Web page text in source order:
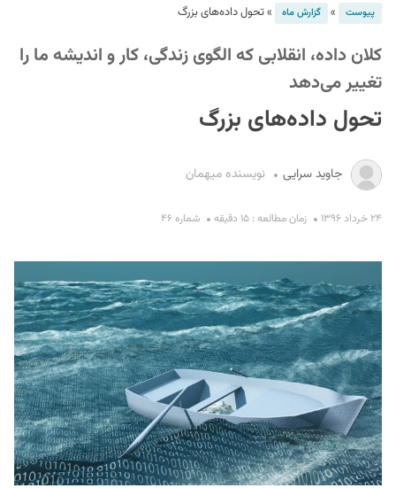
پیوست » گزارش ماه »تحول داده‌های بزرگ
کلان داده، انقلابی که الگوی زندگی، کار و اندیشه ما را
تغییر می‌دهد
تحول داده‌های بزرگ
جاوید سرایی نویسنده میهمان
۲۴ خرداد ۱۳۹۶ زمان مطالعه : ۱۵ دقیقه شماره ۴۶